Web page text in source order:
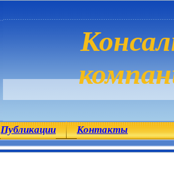
Публикации Контакты